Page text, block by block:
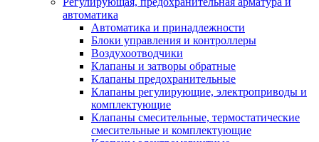
автоматика
Автоматика и принадлежности
Блоки управления и контроллеры
Воздухоотводчики
Клапаны и затворы обратные
Клапаны предохранительные
Клапаны регулирующие, электроприводы и
комплектующие
Клапаны смесительные, термостатические
смесительные и комплектующие